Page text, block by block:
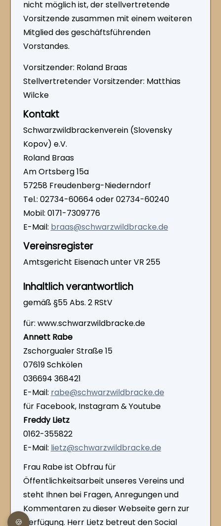
nicht möglich ist, der stellvertretende
Vorsitzende zusammen mit einem weiteren
Mitglied des geschäftsführenden
Vorstandes.
Vorsitzender: Roland Braas
Stellvertretender Vorsitzender: Matthias
Wilcke
Kontakt
Schwarzwildbrackenverein (Slovensky
Kopov) e.V.
Roland Braas
Am Ortsberg 15a
57258 Freudenberg-Niederndorf
Tel.: 02734-60664 oder 02734-60240
Mobil: 0171-7309776
E-Mail: braas@schwarzwildbracke.de
Vereinsregister
Amtsgericht Eisenach unter VR 255
Inhaltlich verantwortlich
gemäß §55 Abs. 2 RStV
für: www.schwarzwildbracke.de
Annett Rabe
Zschorgualer Straße 15
07619 Schkölen
036694 368421
E-Mail: rabe@schwarzwildbracke.de
für Facebook, Instagram & Youtube
Freddy Lietz
0162-355822
E-Mail: lietz@​schwarzwildbracke.de
Frau Rabe ist Obfrau für
Öffentlichkeitsarbeit unseres Vereins und
steht Ihnen bei Fragen, Anregungen und
Kommentaren zu dieser Webseite gern zur
Verfügung. Herr Lietz betreut den Social
🍪